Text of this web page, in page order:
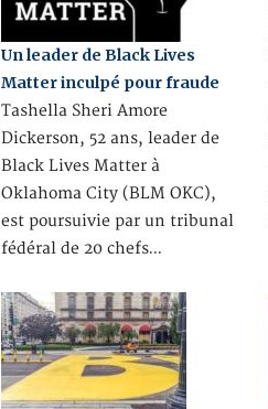
Un leader de Black Lives
Matter inculpé pour fraude
Tashella Sheri Amore
Dickerson, 52 ans, leader de
Black Lives Matter à
Oklahoma City (BLM OKC),
est poursuivie par un tribunal
fédéral de 20 chefs…